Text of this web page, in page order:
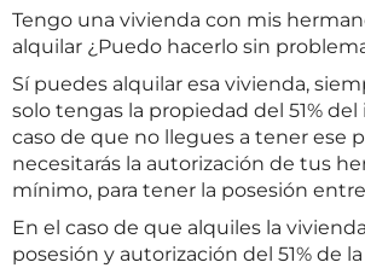
Tengo una vivienda con mis
alquilar ¿Puedo hacerlo sin
Sí puedes alquilar esa vivienda,
solo tengas la propiedad del 51%
caso de que no llegues a tener ese
necesitarás la autorización de tus
mínimo, para tener la posesión entre
En el caso de que alquiles la
posesión y autorización del 51% de